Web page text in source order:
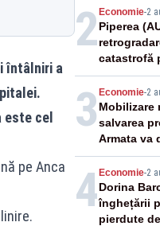
întâlniri a
cel
pe Anca
2 Economie-2
Piperea
catastrofă
pensii
3 Economie-2
Mobilizare
salvarea
Armata va
apa
4 Economie-2
Dorina
înghețării
pierdute